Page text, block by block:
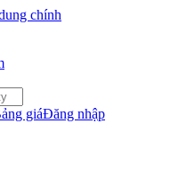
chính
giáĐăng nhập